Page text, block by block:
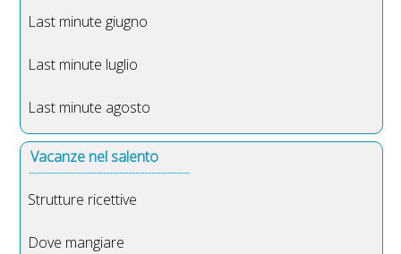
Last minute giugno
Last minute luglio
Last minute agosto
Vacanze nel salento
Strutture ricettive
Dove mangiare